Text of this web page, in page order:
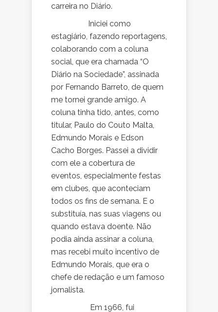
carreira no Diário.
Iniciei como
estagiário, fazendo reportagens,
colaborando com a coluna
social, que era chamada “O
Diário na Sociedade”, assinada
por Fernando Barreto, de quem
me tornei grande amigo. A
coluna tinha tido, antes, como
titular, Paulo do Couto Malta,
Edmundo Morais e Edson
Cacho Borges. Passei a dividir
com ele a cobertura de
eventos, especialmente festas
em clubes, que aconteciam
todos os fins de semana. E o
substituía, nas suas viagens ou
quando estava doente. Não
podia ainda assinar a coluna,
mas recebi muito incentivo de
Edmundo Morais, que era o
chefe de redação e um famoso
jornalista.
Em 1966, fui